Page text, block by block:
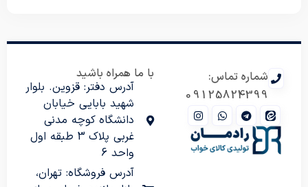
شماره تماس:
09125824399
با ما همراه باشید
آدرس دفتر: قزوین. بلوار
شهید بابایی خیابان
دانشگاه کوچه مدنی
غربی پلاک 3 طبقه اول
واحد 6
آدرس فروشگاه: تهران،